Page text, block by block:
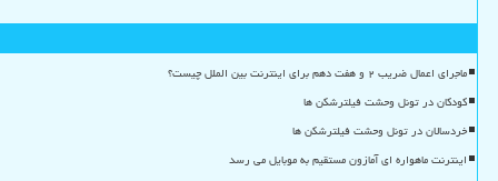
ماجرای اعمال ضریب ۲ و هفت دهم برای اینترنت بین الملل چیست؟
کودکان در تونل وحشت فیلترشکن ها
خردسالان در تونل وحشت فیلترشکن ها
اینترنت ماهواره ای آمازون مستقیم به موبایل می رسد